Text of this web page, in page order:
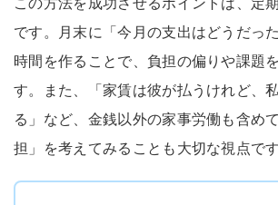
です。月末に「今月の支出はどうだっ
時間を作ることで、負担の偏りや課題
す。また、「家賃は彼が払うけれど、
る」など、金銭以外の家事労働も含め
担」を考えてみることも大切な視点です